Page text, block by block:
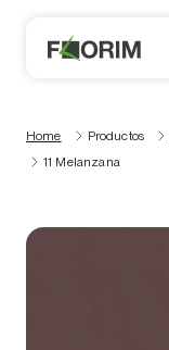
Home Productos
11 Melanzana